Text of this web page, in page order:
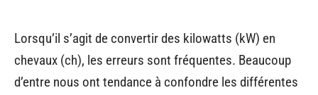
Lorsqu’il s’agit de convertir des kilowatts (kW) en
chevaux (ch), les erreurs sont fréquentes. Beaucoup
d’entre nous ont tendance à confondre les différentes